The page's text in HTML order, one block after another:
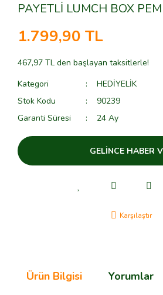
PAYETLİ LUMCH BOX
1.799,90 TL
467,97 TL den başlayan taksitlerle!
Kategori
HEDİYELİK
Stok Kodu
90239
Garanti Süresi
24 Ay
GELİNCE HABER
Karşılaştır
Ürün Bilgisi Yorumlar